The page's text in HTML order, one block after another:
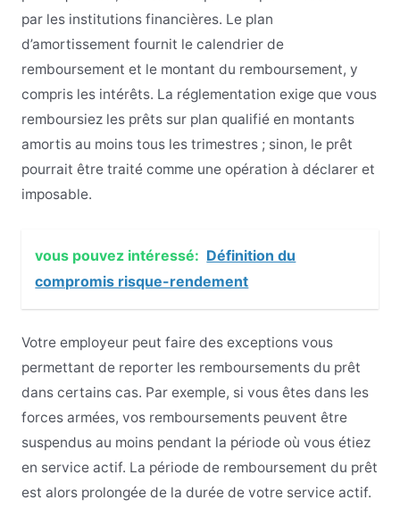
par les institutions financières. Le plan
d’amortissement fournit le calendrier de
remboursement et le montant du remboursement, y
compris les intérêts. La réglementation exige que vous
remboursiez les prêts sur plan qualifié en montants
amortis au moins tous les trimestres ; sinon, le prêt
pourrait être traité comme une opération à déclarer et
imposable.
vous pouvez intéressé: Définition du
compromis risque-rendement
Votre employeur peut faire des exceptions vous
permettant de reporter les remboursements du prêt
dans certains cas. Par exemple, si vous êtes dans les
forces armées, vos remboursements peuvent être
suspendus au moins pendant la période où vous étiez
en service actif. La période de remboursement du prêt
est alors prolongée de la durée de votre service actif.